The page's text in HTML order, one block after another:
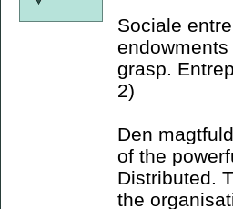
Sociale
grasp.
2)
Den
of the
Distributed.
the